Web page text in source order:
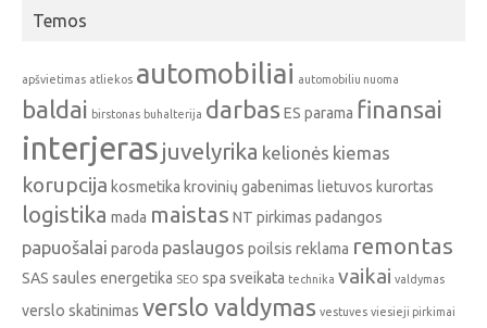
Temos
apšvietimas atliekos automobiliai automobiliu nuoma
baldai birstonas buhalterija darbas ES parama finansai
interjeras juvelyrika kelionės kiemas
korupcija kosmetika krovinių gabenimas lietuvos kurortas
logistika mada maistas NT pirkimas padangos
papuošalai paroda paslaugos poilsis reklama remontas
SAS saules energetika SEO spa sveikata technika vaikai valdymas
verslo skatinimas verslo valdymas vestuves viesieji pirkimai